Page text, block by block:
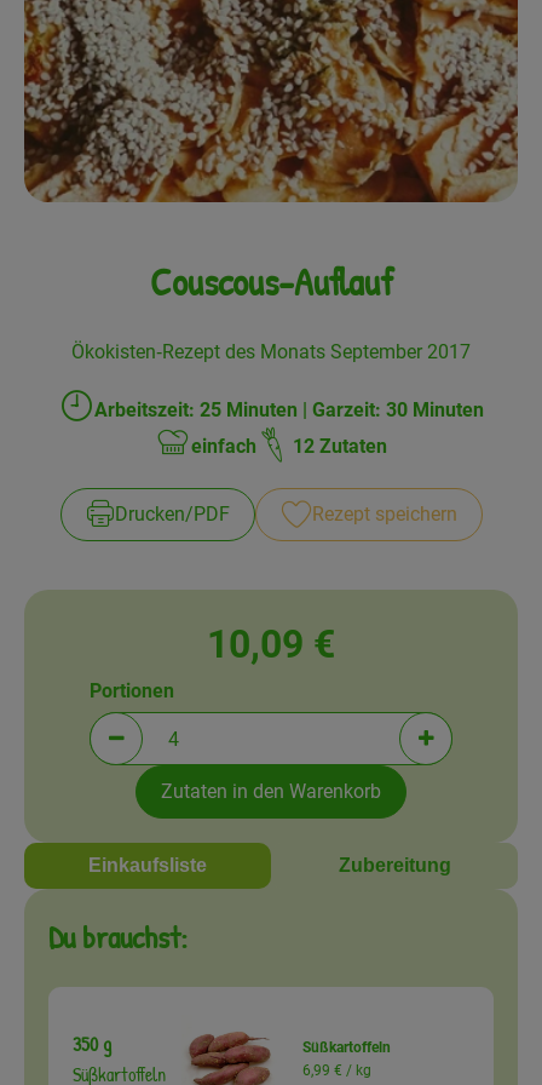
Frisches
Angebote
Haltbares
Getränke
Gratis Ökokiste im Wert von 25 Euro
Veranstaltungen
Kundenbrief
Amperhof-Blog
Couscous-Auflauf
Ökokisten‐Rezept des Monats September 2017
Zubreitungszeit:
Arbeitszeit: 25 Minuten | Garzeit: 30 Minuten
Schwierigkeit:
einfach 12 Zutaten
Drucken​/​PDF Rezept speichern
10,09 €
Portionen verringern (aktuell 4 Portionen
Portionen
Portionen
Zutaten in den Warenkorb
Einkaufsliste Zubereitung
Du brauchst:
350 g
Süßkartoffeln
Süßkartoffeln
6,99 € / kg